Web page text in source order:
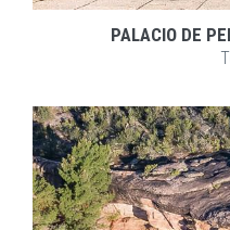
EXPLORAR
PALACIO DE